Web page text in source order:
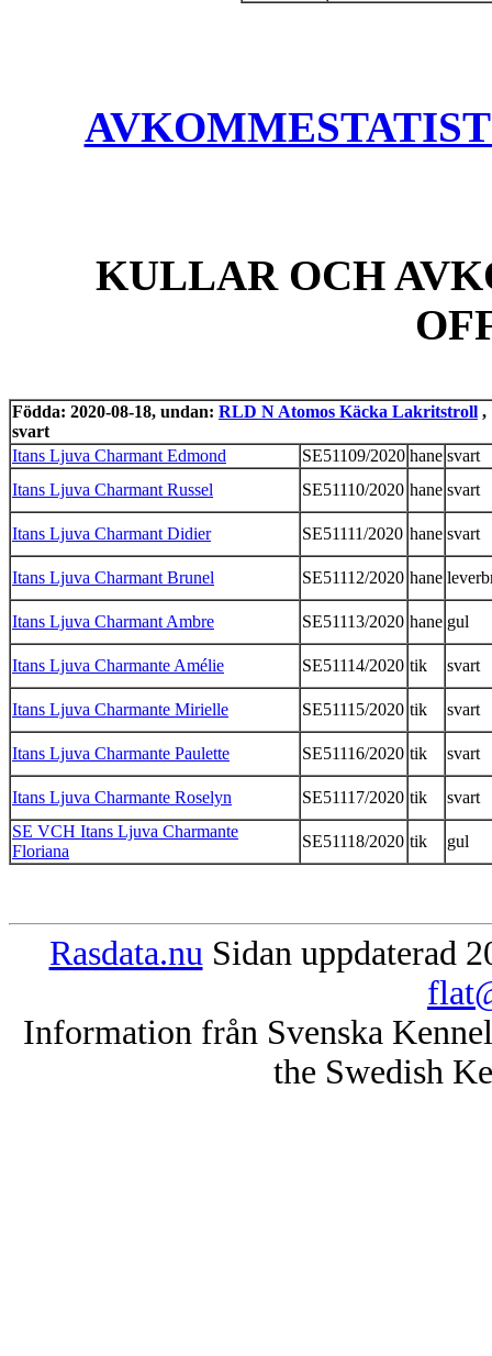
KULLAR OCH
Födda: 2020-08-18, undan: RLD N Atomos Käcka Lakritstroll ,
svart
Itans Ljuva Charmant Edmond
SE51109/2020 hane svart
Itans Ljuva Charmant Russel
SE51110/2020 hane svart
Itans Ljuva Charmant Didier SE51111/2020 hane svart
Itans Ljuva Charmant Brunel SE51112/2020 hane
Itans Ljuva Charmant Ambre SE51113/2020 hane gul
Itans Ljuva Charmante Amélie SE51114/2020 tik svart
Itans Ljuva Charmante Mirielle SE51115/2020 tik svart
Itans Ljuva Charmante Paulette SE51116/2020 tik svart
Itans Ljuva Charmante Roselyn SE51117/2020 tik
svart
SE VCH Itans Ljuva Charmante
Floriana
SE51118/2020 tik gul
Rasdata.nu Sidan uppdaterad
Information från Svenska
the Swedish